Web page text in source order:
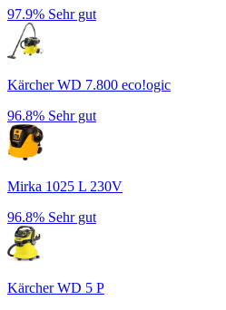
97.9% Sehr gut
Kärcher WD 7.800 eco!ogic
96.8% Sehr gut
Mirka 1025 L 230V
96.8% Sehr gut
Kärcher WD 5 P